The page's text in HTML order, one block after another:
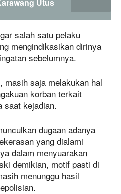
Utus
salah satu pelaku
mengindikasikan dirinya
sebelumnya.
masih saja melakukan hal
korban terkait
saat kejadian.
dugaan adanya
yang dialami
dalam menyuarakan
demikian, motif pasti di
menunggu hasil